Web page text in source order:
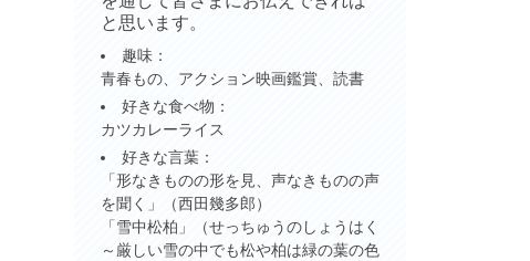
と思います。
趣味：
青春もの、アクション映画鑑賞、読書
好きな食べ物：
カツカレーライス
好きな言葉：
「形なきものの形を見、声なきものの声
を聞く」（西田幾多郎）
「雪中松柏」（せっちゅうのしょうはく
～厳しい雪の中でも松や柏は緑の葉の色